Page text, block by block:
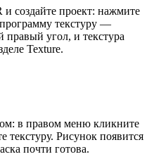
и создайте проект: нажмите
программу текстуру —
правый угол, и текстура
Texture.
в правом меню кликните
текстуру. Рисунок появится
почти готова.